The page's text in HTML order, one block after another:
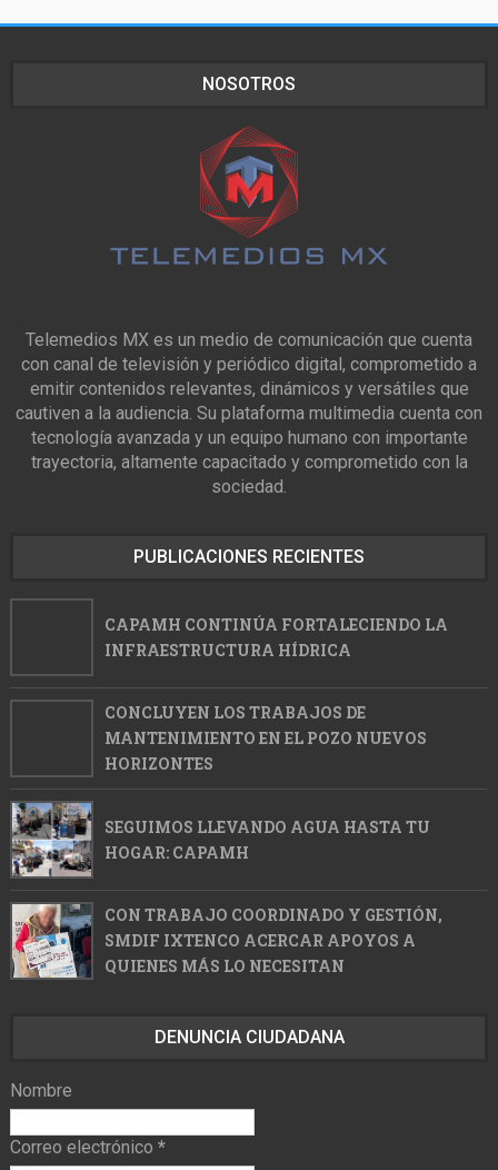
NOSOTROS
Telemedios MX es un medio de comunicación que cuenta
con canal de televisión y periódico digital, comprometido a
emitir contenidos relevantes, dinámicos y versátiles que
cautiven a la audiencia. Su plataforma multimedia cuenta con
tecnología avanzada y un equipo humano con importante
trayectoria, altamente capacitado y comprometido con la
sociedad.
PUBLICACIONES RECIENTES
CAPAMH CONTINÚA FORTALECIENDO LA
INFRAESTRUCTURA HÍDRICA
CONCLUYEN LOS TRABAJOS DE
MANTENIMIENTO EN EL POZO NUEVOS
HORIZONTES
SEGUIMOS LLEVANDO AGUA HASTA TU
HOGAR: CAPAMH
CON TRABAJO COORDINADO Y GESTIÓN,
SMDIF IXTENCO ACERCAR APOYOS A
QUIENES MÁS LO NECESITAN
DENUNCIA CIUDADANA
Nombre
Correo electrónico *